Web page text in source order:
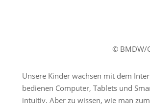
© BMDW/
Unsere Kinder wachsen mit dem
bedienen Computer, Tablets und
intuitiv. Aber zu wissen, wie man zum